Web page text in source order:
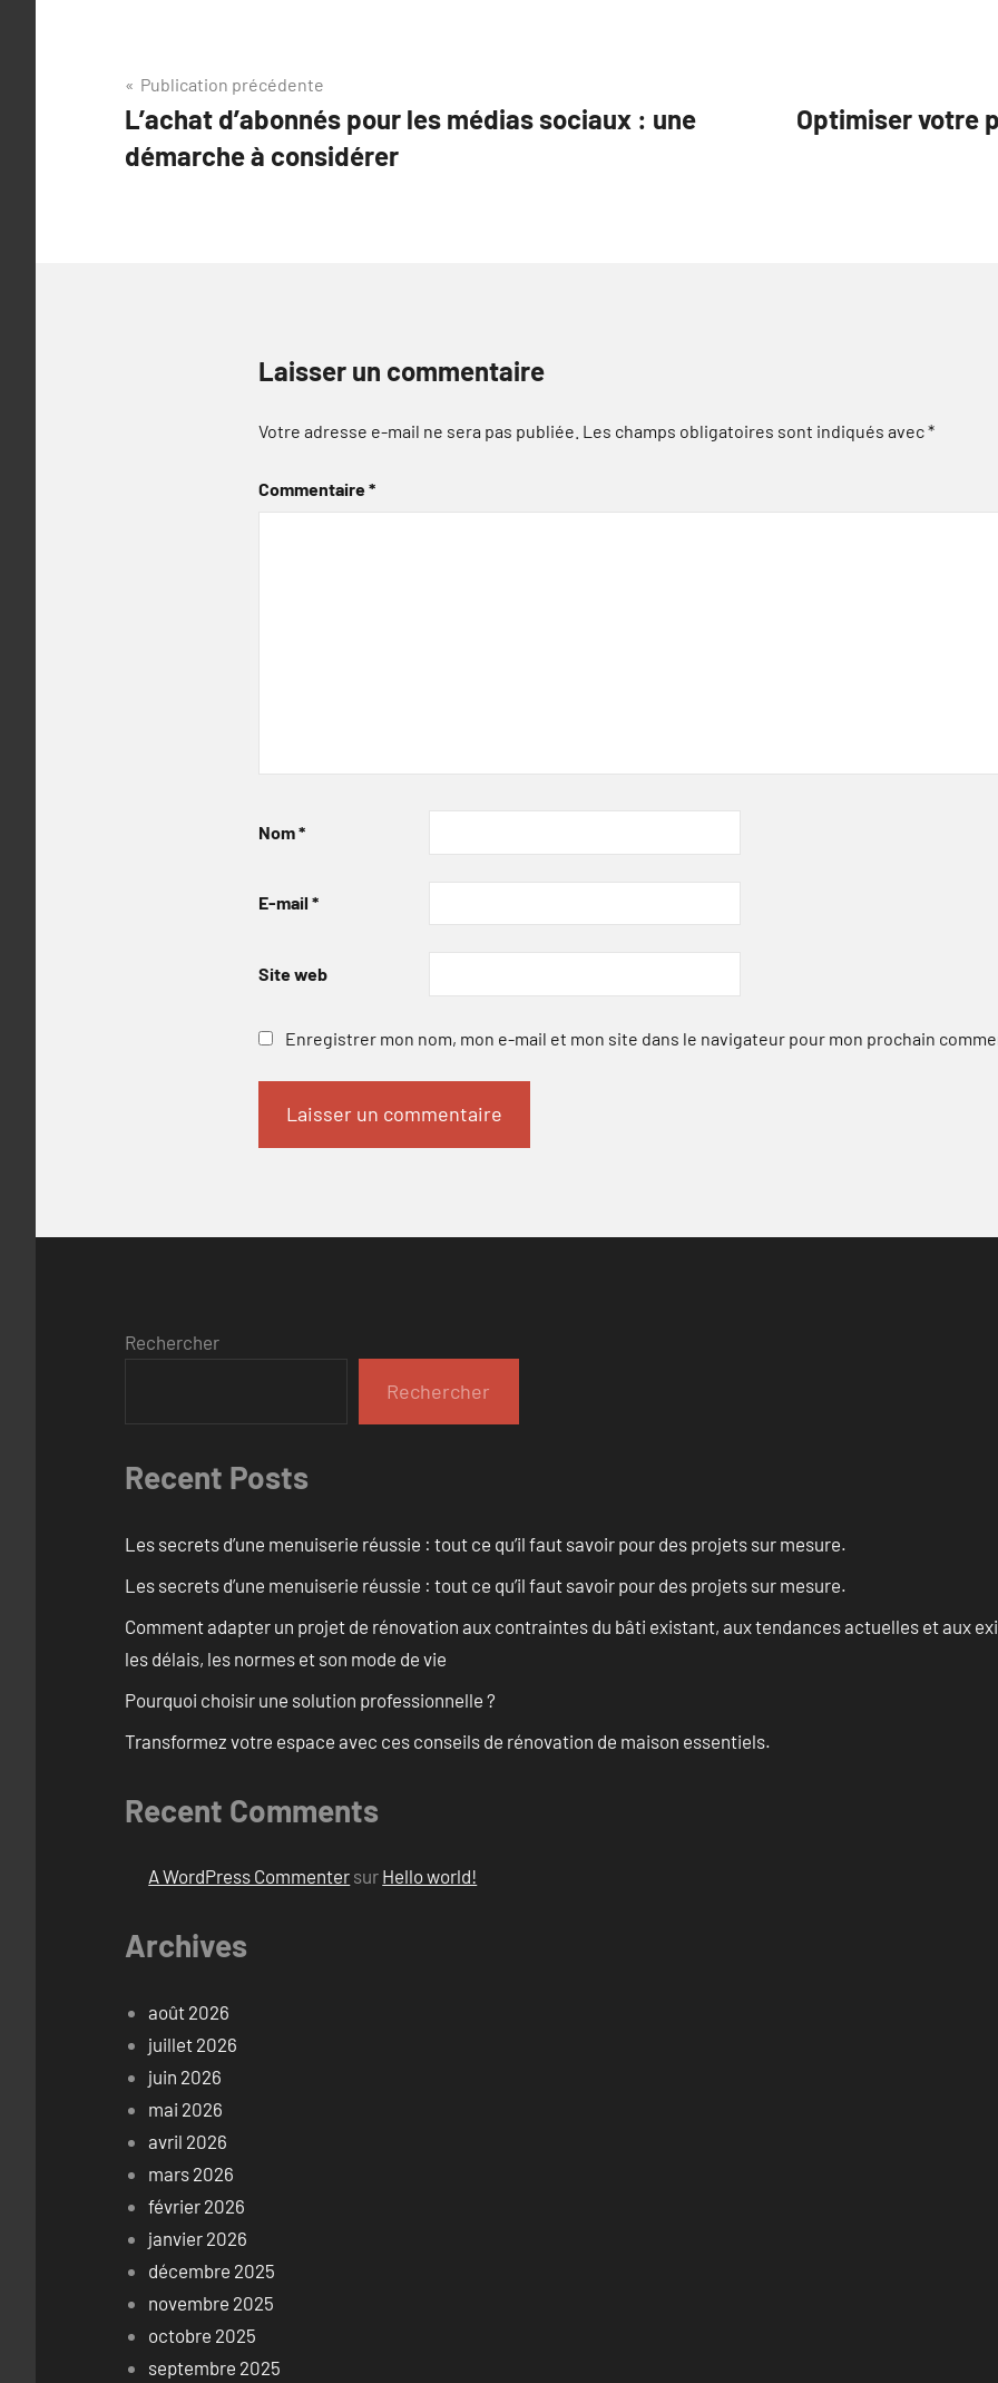
Navigation
de
l’article
Publication précédente
L’achat d’abonnés pour les médias sociaux : une
démarche à considérer
Optimiser votre
Laisser un commentaire
Votre adresse e-mail ne sera pas publiée. Les champs obligatoires sont indiqués avec*
Commentaire*
Nom*
E-mail *
Site web
Enregistrer mon nom, mon e-mail et mon site dans le navigateur pour mon prochain
Rechercher
Rechercher
Recent Posts
Les secrets d’une menuiserie réussie : tout ce qu’il faut savoir pour des projets sur mesure.
Les secrets d’une menuiserie réussie : tout ce qu’il faut savoir pour des projets sur mesure.
Comment adapter un projet de rénovation aux contraintes du bâti existant, aux tendances actuelles et aux
les délais, les normes et son mode de vie
Pourquoi choisir une solution professionnelle ?
Transformez votre espace avec ces conseils de rénovation de maison essentiels.
Recent Comments
A WordPress Commenter sur Hello world!
Archives
août 2026
juillet 2026
juin 2026
mai 2026
avril 2026
mars 2026
février 2026
janvier 2026
décembre 2025
novembre 2025
octobre 2025
septembre 2025